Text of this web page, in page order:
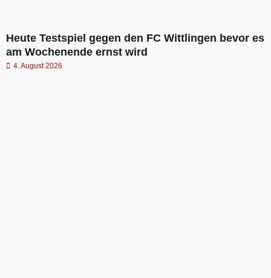
Heute Testspiel gegen den FC Wittlingen bevor es
am Wochenende ernst wird
4. August 2026